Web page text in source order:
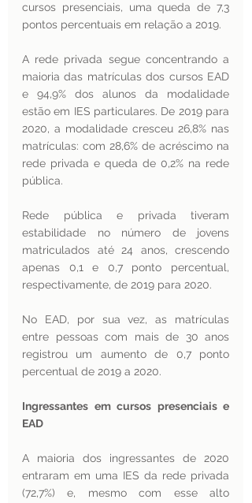
cursos presenciais, uma queda de 7,3
pontos percentuais em relação a 2019.
A rede privada segue concentrando a
maioria das matrículas dos cursos EAD
e 94,9% dos alunos da modalidade
estão em IES particulares. De 2019 para
2020, a modalidade cresceu 26,8% nas
matrículas: com 28,6% de acréscimo na
rede privada e queda de 0,2% na rede
pública.
Rede pública e privada tiveram
estabilidade no número de jovens
matriculados até 24 anos, crescendo
apenas 0,1 e 0,7 ponto percentual,
respectivamente, de 2019 para 2020.
No EAD, por sua vez, as matrículas
entre pessoas com mais de 30 anos
registrou um aumento de 0,7 ponto
percentual de 2019 a 2020.
Ingressantes em cursos presenciais e
EAD
A maioria dos ingressantes de 2020
entraram em uma IES da rede privada
(72,7%) e, mesmo com esse alto